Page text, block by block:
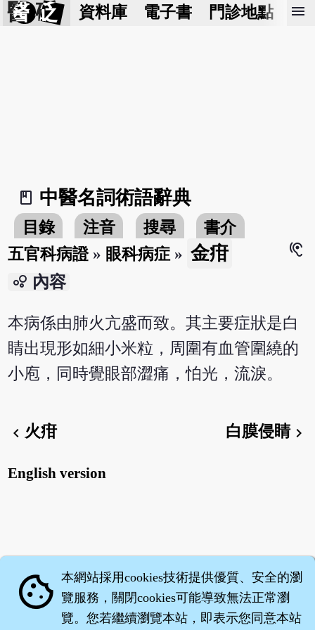
醫 砭 資料庫 電子書 門診地點 預
menu
book_2
中醫名詞術語辭典
目錄 注音 搜尋
書介
五官科病證» 眼科病症 » 金疳
hearing
bubble_chart 內容
本病係由肺火亢盛而致。其主要症狀是白
睛出現形如細小米粒，周圍有血管圍繞的
小庖，同時覺眼部澀痛，怕光，流淚。
chevron_left火疳 白膜侵睛chevron_right
English version
cookie 本網站採用cookies技術提供優質、安全的瀏
覽服務，關閉cookies可能導致無法正常瀏
覽。您若繼續瀏覽本站，即表示您同意本站